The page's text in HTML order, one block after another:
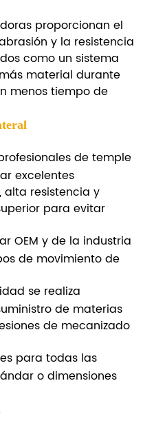
proporcionan el
y la resistencia
como un sistema
material durante
menos tiempo de
de temple
excelentes
alta resistencia y
para evitar
OEM y de la industria
de movimiento de
se realiza
de materias
de mecanizado
para todas las
o dimensiones